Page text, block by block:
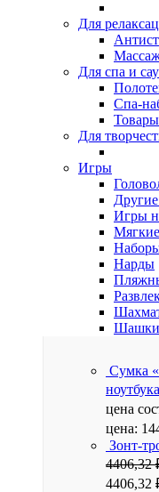
Для
Для спа и
Спа-
Для
Игры
Игры
Нарды
Шашки
Сумка
цена
цена:
Зонт-
4406,32
4406,32